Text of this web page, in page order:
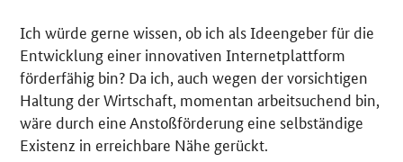
Ich würde gerne wissen, ob ich als Ideengeber für die
Entwicklung einer innovativen Internetplattform
förderfähig bin? Da ich, auch wegen der vorsichtigen
Haltung der Wirtschaft, momentan arbeitsuchend bin,
wäre durch eine Anstoßförderung eine selbständige
Existenz in erreichbare Nähe gerückt.